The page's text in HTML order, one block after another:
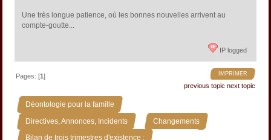
Une très longue patience, où les bonnes nouvelles arrivent au
compte-goutte...
IP logged
IMPRIMER
Pages: [1]
previous topic next topic
Déontologie pour la famille »
Directives, Annonces, Incidents » Changements »
Bilan de trois trimestres d'existence :